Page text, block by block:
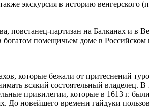
экскурсия в историю венгерского
повстанец-партизан на Балканах и в
богатом помещичьем доме в
которые бежали от притеснений
всякий состоятельный владелец. В
привилегии, которые в 1613 г.
До новейшего времени гайдуки